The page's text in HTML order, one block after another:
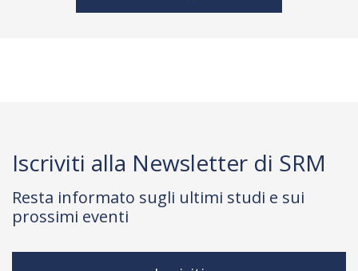
Iscriviti alla Newsletter di SRM
Resta informato sugli ultimi studi e sui
prossimi eventi